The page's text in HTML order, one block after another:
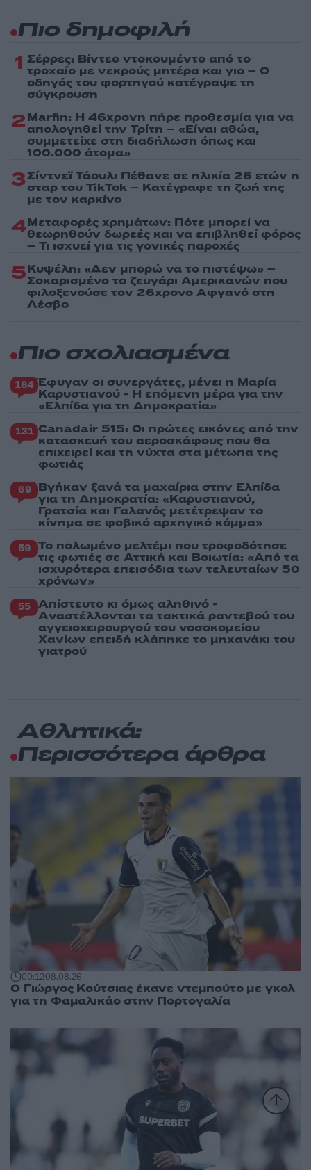
Πιο δημοφιλή
1 Σέρρες: Βίντεο ντοκουμέντο από το
τροχαίο με νεκρούς μητέρα και γιο – Ο
οδηγός του φορτηγού κατέγραψε τη
σύγκρουση
2Marfin: Η 46χρονη πήρε προθεσμία για να
απολογηθεί την Τρίτη – «Είναι αθώα,
συμμετείχε στη διαδήλωση όπως και
100.000 άτομα»
3Σίντνεϊ Τάουλ: Πέθανε σε ηλικία 26 ετών η
σταρ του TikTok – Kατέγραφε τη ζωή της
με τον καρκίνο
4Μεταφορές χρημάτων: Πότε μπορεί να
θεωρηθούν δωρεές και να επιβληθεί φόρος
– Τι ισχυεί για τις γονικές παροχές
5Κυψέλη: «Δεν μπορώ να το πιστέψω» –
Σοκαρισμένο το ζευγάρι Αμερικανών που
φιλοξενούσε τον 26χρονο Αφγανό στη
Λέσβο
Πιο σχολιασμένα
184 Έφυγαν οι συνεργάτες, μένει η Μαρία
Καρυστιανού - Η επόμενη μέρα για την
«Ελπίδα για τη Δημοκρατία»
131 Canadair 515: Οι πρώτες εικόνες από την
κατασκευή του αεροσκάφους που θα
επιχειρεί και τη νύχτα στα μέτωπα της
φωτιάς
69 Βγήκαν ξανά τα μαχαίρια στην Ελπίδα
για τη Δημοκρατία: «Καρυστιανού,
Γρατσία και Γαλανός μετέτρεψαν το
κίνημα σε φοβικό αρχηγικό κόμμα»
59 Το πολωμένο μελτέμι που τροφοδότησε
τις φωτιές σε Αττική και Βοιωτία: «Από τα
ισχυρότερα επεισόδια των τελευταίων 50
χρόνων»
55 Απίστευτο κι όμως αληθινό -
Aναστέλλονται τα τακτικά ραντεβού του
αγγειοχειρουργού του νοσοκομείου
Χανίων επειδή κλάπηκε το μηχανάκι του
γιατρού
Αθλητικά:
Περισσότερα άρθρα
00:1208.08.26
Ο Γιώργος Κούτσιας έκανε ντεμπούτο με γκολ
για τη Φαμαλικάο στην Πορτογαλία